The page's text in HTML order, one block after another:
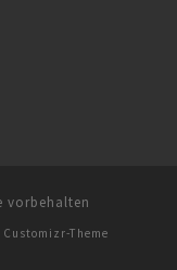
vorbehalten
Customizr-Theme